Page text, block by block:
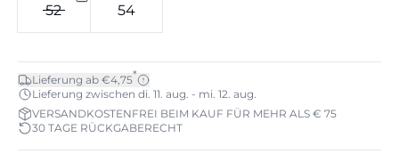
52 54
Lieferung ab €4,75*
Lieferung zwischen di. 11. aug. - mi. 12. aug.
VERSANDKOSTENFREI BEIM KAUF FÜR MEHR ALS € 75
30 TAGE RÜCKGABERECHT